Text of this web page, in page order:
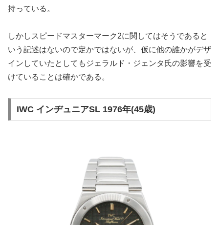
持っている。
しかしスピードマスターマーク2に関してはそうであると
いう記述はないので定かではないが、仮に他の誰かがデザ
インしていたとしてもジェラルド・ジェンタ氏の影響を受
けていることは確かである。
IWC インヂュニアSL 1976年(45歳)